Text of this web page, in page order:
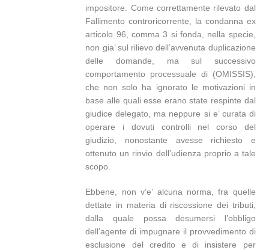
impositore. Come correttamente rilevato dal
Fallimento controricorrente, la condanna ex
articolo 96, comma 3 si fonda, nella specie,
non gia’ sul rilievo dell’avvenuta duplicazione
delle domande, ma sul successivo
comportamento processuale di (OMISSIS),
che non solo ha ignorato le motivazioni in
base alle quali esse erano state respinte dal
giudice delegato, ma neppure si e’ curata di
operare i dovuti controlli nel corso del
giudizio, nonostante avesse richiesto e
ottenuto un rinvio dell’udienza proprio a tale
scopo.
Ebbene, non v’e’ alcuna norma, fra quelle
dettate in materia di riscossione dei tributi,
dalla quale possa desumersi l’obbligo
dell’agente di impugnare il provvedimento di
esclusione del credito e di insistere per